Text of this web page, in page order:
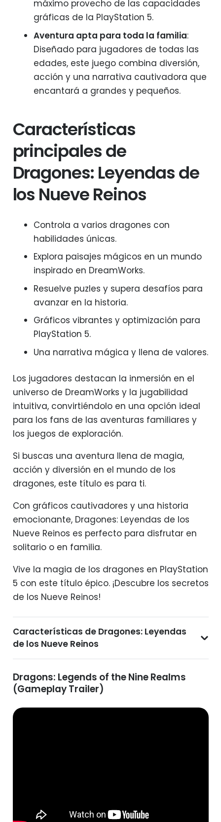
máximo provecho de las capacidades
gráficas de la PlayStation 5.
Aventura apta para toda la familia:
Diseñado para jugadores de todas las
edades, este juego combina diversión,
acción y una narrativa cautivadora que
encantará a grandes y pequeños.
Características
principales de
Dragones: Leyendas de
los Nueve Reinos
Controla a varios dragones con
habilidades únicas.
Explora paisajes mágicos en un mundo
inspirado en DreamWorks.
Resuelve puzles y supera desafíos para
avanzar en la historia.
Gráficos vibrantes y optimización para
PlayStation 5.
Una narrativa mágica y llena de valores.
Los jugadores destacan la inmersión en el
universo de DreamWorks y la jugabilidad
intuitiva, convirtiéndolo en una opción ideal
para los fans de las aventuras familiares y
los juegos de exploración.
Si buscas una aventura llena de magia,
acción y diversión en el mundo de los
dragones, este título es para ti.
Con gráficos cautivadores y una historia
emocionante, Dragones: Leyendas de los
Nueve Reinos es perfecto para disfrutar en
solitario o en familia.
Vive la magia de los dragones en PlayStation
5 con este título épico. ¡Descubre los secretos
de los Nueve Reinos!
Características de Dragones: Leyendas
de los Nueve Reinos
Dragons: Legends of the Nine Realms
(Gameplay Trailer)